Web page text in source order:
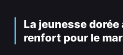
La jeunesse dorée
renfort pour le